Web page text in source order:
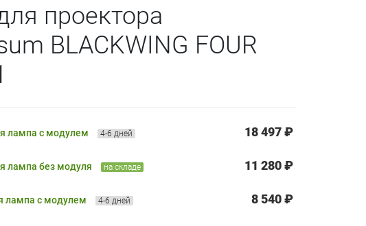
проектора
BLACKWING FOUR
лампа с модулем 4-6 дней 18 497 ₽
лампа без модуля на складе 11 280 ₽
лампа с модулем 4-6 дней 8 540 ₽